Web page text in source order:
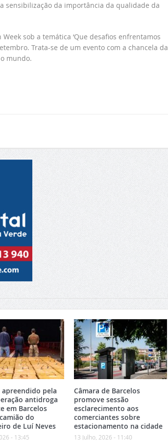
sensibilização da importância da qualidade da
sob a temática ‘Que desafios enfrentamos
Trata-se de um evento com a chancela da
mundo.
pela
antidroga
em Barcelos
do
de Luí Neves
- 13:45
Câmara de Barcelos
promove sessão
esclarecimento aos
comerciantes sobre
estacionamento na cidade
13 Julho, 2026 - 11:40